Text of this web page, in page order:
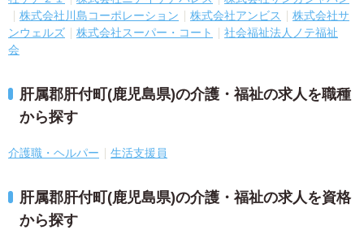
株式会社川島コーポレーション
株式会社アンビス
株式会社サ
ンウェルズ
株式会社スーパー・コート
社会福祉法人ノテ福祉
会
肝属郡肝付町(鹿児島県)の介護・福祉の求人を職種
から探す
介護職・ヘルパー 生活支援員
肝属郡肝付町(鹿児島県)の介護・福祉の求人を資格
から探す